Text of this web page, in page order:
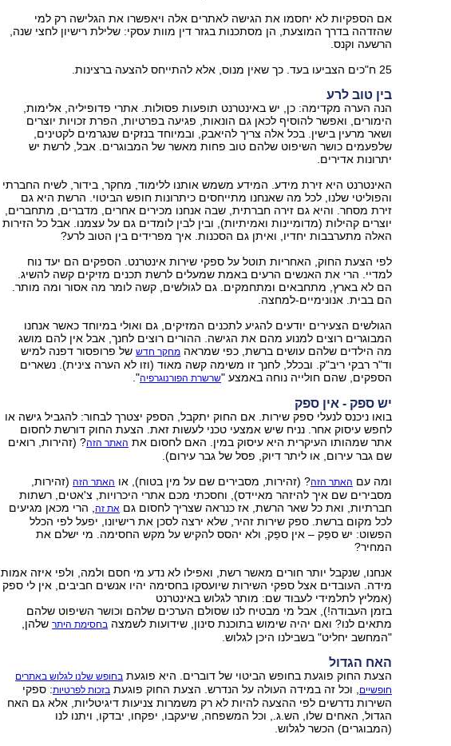
אם הספקיות לא יחסמו את הגישה לאתרים אלה ויאפשרו את הגלישה רק למי
שהזדהה בדרך המוצעת, הן מסתכנות בגזר דין מוות עסקי: שלילת רישיון לחצי שנה,
הרשעה וקנס.
25 ח"כים הצביעו בעד. כך שאין מנוס, אלא להתייחס להצעה ברצינות.
בין טוב לרע
הנה הערה מקדימה: כן, יש באינטרנט תופעות פסולות. אתרי פדופיליה, אלימות,
הימורים, ואפשר להוסיף לכאן גם הונאות, פגיעה בפרטיות, הפרת זכויות יוצרים
ושאר מרעין בישין. בכל אלה צריך להיאבק, ובמיוחד בנזקים שנגרמים לקטינים,
שלפעמים כושר השיפוט שלהם טוב פחות מאשר של המבוגרים. אבל, לרשת יש
יתרונות אדירים.
האינטרנט היא זירת מידע. המידע משמש אותנו ללימוד, מחקר, בידור, לשיח החברתי
והפוליטי שלנו, לכל מה שאנחנו מתייחסים כיתרונות חופש הביטוי. הרשת היא גם
זירת מסחר. והיא גם זירה חברתית, שבה אנחנו מכירים אחרים, מדברים, מתחברים,
יוצרים קהילות (מדומיינות ואמיתיות), ובין לבין לומדים גם על עצמנו. אבל כל הזירות
האלה מתערבבות יחדיו, ואיתן גם הסכנות. איך מפרידים בין הטוב לרע?
לפי הצעת החוק, האחריות תוטל על ספקי שירות אינטרנט. הספקים הם יעד נוח
למדיי. הרי את האנשים הרעים באמת שמעלים לרשת תכנים מזיקים קשה להשיג.
הם לא בארץ, מתחבאים ומתחמקים. גם לגולשים, קשה לומר מה אסור ומה מותר.
הם בבית. אנונימיים-למחצה.
הגולשים הצעירים יודעים להגיע לתכנים המזיקים, גם ואולי במיוחד כאשר אנחנו
המבוגרים רוצים למנוע מהם את הגישה. ההורים רוצים לחנך, אבל אין להם מושג
מה הילדים שלהם עושים ברשת, כפי שמראה מחקר חדששל פרופסור דפנה למיש
וד"ר רבקי ריב"ק. ובכלל, לחנך זו משימה קשה מאוד (וזו לא הערה צינית). נשארים
הספקים, שהם חולייה נוחה באמצע "שרשרת הפורנוגרפיה".
יש ספק - אין ספק
בואו ניכנס לנעלי ספק שירות. אם החוק יתקבל, הספק יצטרך לבחור: להגביל גישה או
לחפש עיסוק אחר. נניח שיש אמצעי טכני לעשות זאת. הצעת החוק דורשת לחסום
אתר שמהותו העיקרית היא עיסוק במין. האם לחסום את האתר הזה? (זהירות, רואים
שם גבר עירום, או ליתר דיוק, פסל של גבר עירום).
ומה עם האתר הזה? (זהירות, מסבירים שם על מין בטוח), או האתר הזה(זהירות,
מסבירים שם איך להיזהר מאיידס), וחסכתי מכם אתרי היכרויות, צ'אטים, רשתות
חברתיות, ואת כל שאר הרשת, אז כנראה שצריך לחסום גם את זה, הרי מכאן מגיעים
לכל מקום ברשת. ספק שירות זהיר, שלא ירצה לסכן את רישיונו, יפעל לפי הכלל
הפשוט: יש ספֵק – אין ספֵק, ולא יהסס להקיש על מקש החסימה. מי ישלם את
המחיר?
אנחנו, שנקבל יותר חורים מאשר רשת, ואפילו לא נדע מי חסם ולמה, ולפי איזה אמות
מידה. העובדים אצל ספקי השירות שיועסקו בחסימה יהיו אנשים חביבים, אין לי ספק
(אמליץ לתלמידי לעבוד שם: מותר לגלוש באינטרנט
בזמן העבודה!), אבל מי מבטיח לנו שסולם הערכים שלהם וכושר השיפוט שלהם
מתאים לנו? ואם יהיה שימוש בתוכנת סינון, שידועות לשמצה בחסימת היתרשלהן,
"המחשב יחליט" בשבילנו היכן לגלוש.
האח הגדול
הצעת החוק פוגעת בחופש הביטוי של דוברים. היא פוגעת בחופש שלנו לגלוש באתרים
חופשיים
, וכל זה במידה העולה על הנדרש. הצעת החוק פוגעת בזכות לפרטיות: ספקי
השירות נדרשים לפי ההצעה להיות לא רק משמרות צניעות דיגיטליות, אלא גם האח
הגדול, האחים שלו, הש.ג., וכל המשפחה, שיעקבו, יפקחו, יבדקו, ויתנו לנו
(המבוגרים) הכשר לגלוש.